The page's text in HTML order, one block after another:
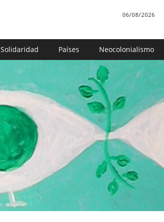
06/08/2026
Solidaridad Países Neocolonialismo